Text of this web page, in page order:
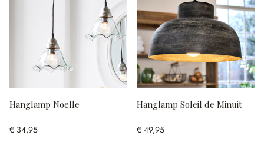
Hanglamp Noelle
€ 34,95
Hanglamp Soleil de Minuit
€ 49,95